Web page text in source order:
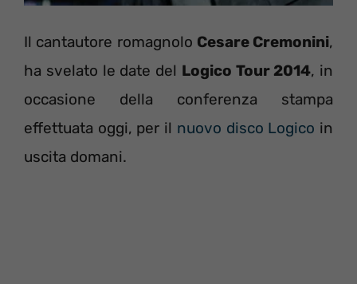
Il cantautore romagnolo Cesare Cremonini,
ha svelato le date del Logico Tour 2014, in
occasione della conferenza stampa
effettuata oggi, per il nuovo disco Logico in
uscita domani.